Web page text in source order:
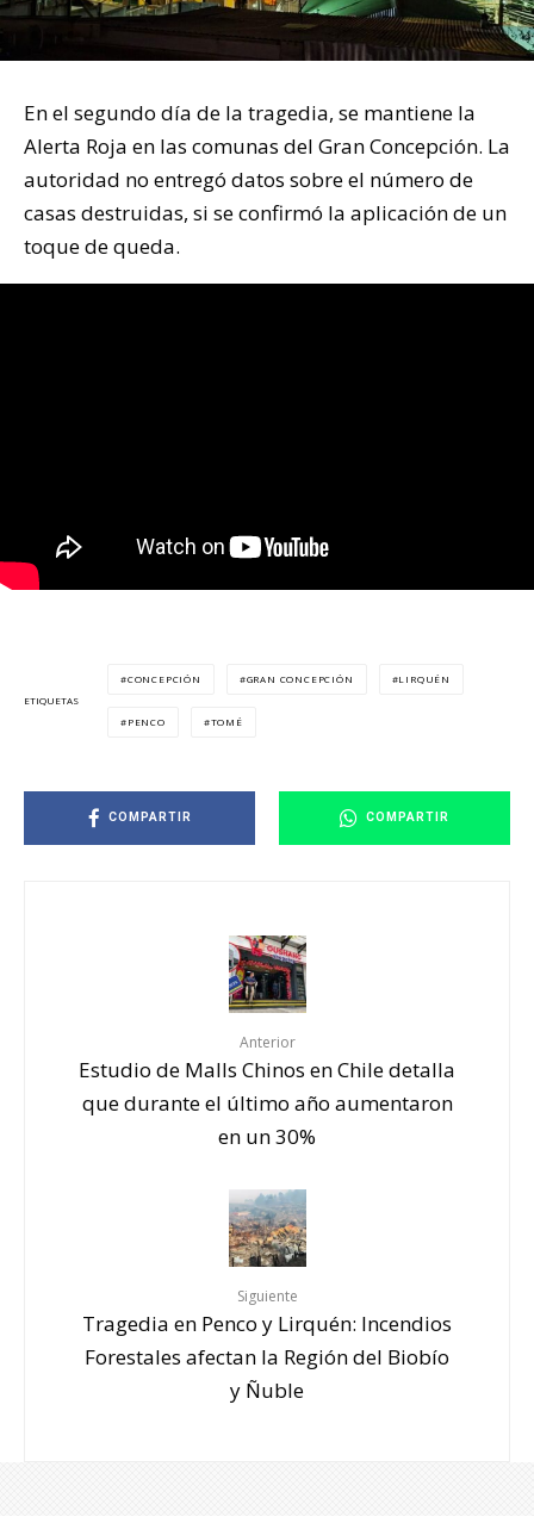
En el segundo día de la tragedia, se mantiene la
Alerta Roja en las comunas del Gran Concepción. La
autoridad no entregó datos sobre el número de
casas destruidas, si se confirmó la aplicación de un
toque de queda.
ETIQUETAS
CONCEPCIÓN GRAN CONCEPCIÓN LIRQUÉN
PENCO TOMÉ
COMPARTIR COMPARTIR
Anterior
Estudio de Malls Chinos en Chile detalla
que durante el último año aumentaron
en un 30%
Siguiente
Tragedia en Penco y Lirquén: Incendios
Forestales afectan la Región del Biobío
y Ñuble